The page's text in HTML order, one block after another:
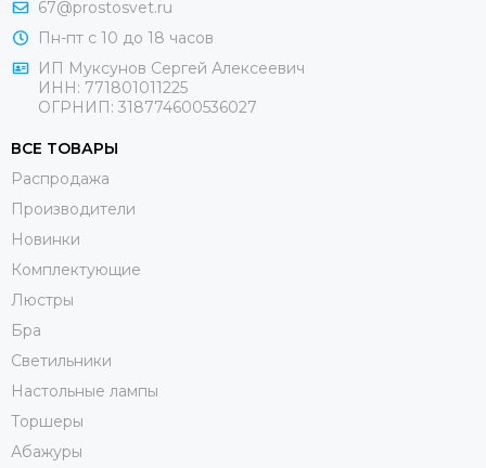
67@prostosvet.ru
Пн-пт с 10 до 18 часов
ИП Муксунов Сергей Алексеевич
ИНН: 771801011225
ОГРНИП: 318774600536027
ВСЕ ТОВАРЫ
Распродажа
Производители
Новинки
Комплектующие
Люстры
Бра
Светильники
Настольные лампы
Торшеры
Абажуры